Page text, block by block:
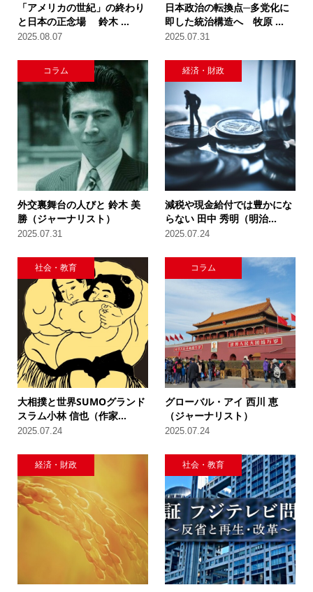
「アメリカの世紀」の終わり
と日本の正念場 鈴木 ...
2025.08.07
日本政治の転換点─多党化に
即した統治構造へ 牧原 ...
2025.07.31
コラム
外交裏舞台の人びと 鈴木 美
勝（ジャーナリスト）
2025.07.31
経済・財政
減税や現金給付では豊かにな
らない 田中 秀明（明治...
2025.07.24
社会・教育
大相撲と世界SUMOグランド
スラム小林 信也（作家...
2025.07.24
コラム
グローバル・アイ 西川 恵
（ジャーナリスト）
2025.07.24
経済・財政 社会・教育